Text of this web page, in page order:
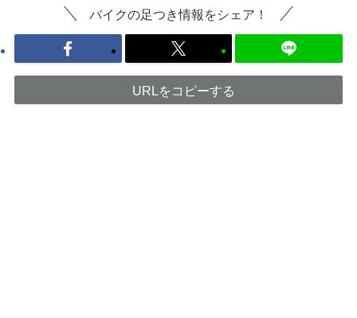
バイクの足つき情報をシェア！
URLをコピーする